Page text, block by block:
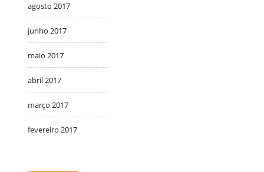
agosto 2017
junho 2017
maio 2017
abril 2017
março 2017
fevereiro 2017